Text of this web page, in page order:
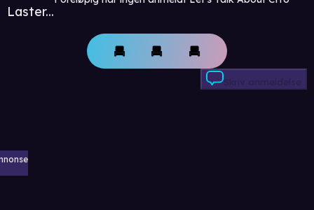
Laster...
Skriv anmeldelse